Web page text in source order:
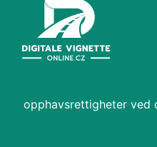
opphavsrettigheter ved